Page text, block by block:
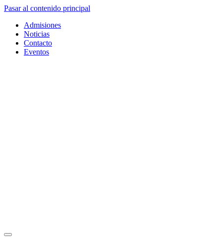
Pasar al contenido principal
Admisiones
Noticias
Contacto
Eventos